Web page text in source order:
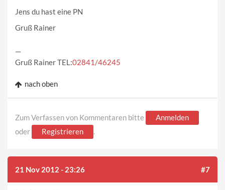
Jens du hast eine PN
Gruß Rainer
—
Gruß Rainer TEL:02841/46245
nach oben
Zum Verfassen von Kommentaren bitte
Anmelden
oder
Registrieren .
21 Nov 2012 - 23:26 #7